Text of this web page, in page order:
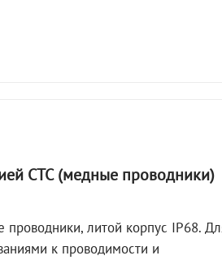
СТС (медные проводники)
литой корпус IP68.
к проводимости и